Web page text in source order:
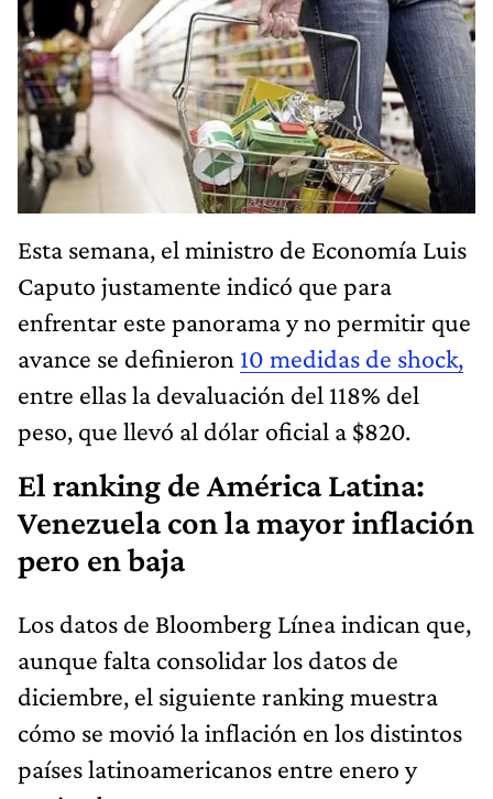
Esta semana, el ministro de Economía Luis
Caputo justamente indicó que para
enfrentar este panorama y no permitir que
avance se definieron 10 medidas de shock,
entre ellas la devaluación del 118% del
peso, que llevó al dólar oficial a $820.
El ranking de América Latina:
Venezuela con la mayor inflación
pero en baja
Los datos de Bloomberg Línea indican que,
aunque falta consolidar los datos de
diciembre, el siguiente ranking muestra
cómo se movió la inflación en los distintos
países latinoamericanos entre enero y